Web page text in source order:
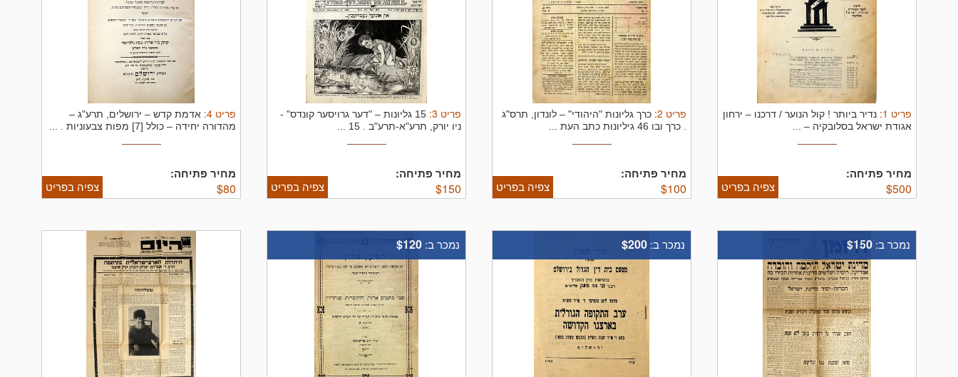
פריט 1
: נדיר ביותר ! קול הנוער / דרכנו – ירחון
אגודת ישראל בסלובקיה – ...
מחיר פתיחה:
$500 צפיה בפריט
פריט 2
: כרך גליונות "היהודי" – לונדון, תרס"ג
כרך ובו 46 גיליונות כתב העת ...
מחיר פתיחה:
$100 צפיה בפריט
פריט 3
:
15 גליונות – "דער גרויסער קונדס" -
ניו יורק, תרע"א-תרע"ב . 15 ...
מחיר פתיחה:
$150 צפיה בפריט
פריט 4
: אדמת קדש – ירושלים, תרע"ג –
מהדורה יחידה – כולל [7] מפות צבעוניות .
מחיר פתיחה:
$80 צפיה בפריט
נמכר ב: $150 נמכר ב: $200 נמכר ב: $120